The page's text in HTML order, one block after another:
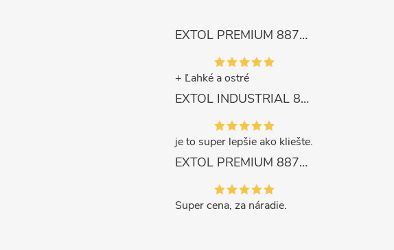
EXTOL PREMIUM 8872105 Nožnice záhradnícke dlhé úzke, 200mm, max. prestrih Ø6mm
+ Ľahké a ostré
EXTOL INDUSTRIAL 8791861 Viazač armatúr aku Share20V, bez aku, drôt 0,8mm, oko 8-34mm, bezuhlíkový motor
je to super lepšie ako kliešte.
EXTOL PREMIUM 8871287 Sekera štiepacia 3500g, nylónová násada 910mm
Super cena, za náradie.